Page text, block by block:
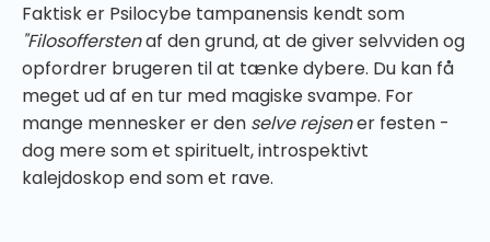
Faktisk er Psilocybe tampanensis kendt som
"Filosofferstenaf den grund, at de giver selvviden og
opfordrer brugeren til at tænke dybere. Du kan få
meget ud af en tur med magiske svampe. For
mange mennesker er den selve rejsener festen -
dog mere som et spirituelt, introspektivt
kalejdoskop end som et rave.